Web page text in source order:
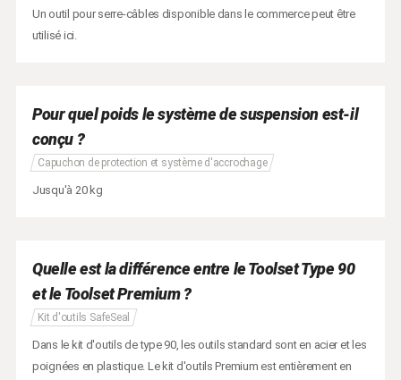
Un outil pour serre-câbles disponible dans le commerce peut être
utilisé ici.
Pour quel poids le système de suspension est-il
conçu ?
Capuchon de protection et système d'accrochage
Jusqu'à 20 kg
Quelle est la différence entre le Toolset Type 90
et le Toolset Premium ?
Kit d'outils SafeSeal
Dans le kit d'outils de type 90, les outils standard sont en acier et les
poignées en plastique. Le kit d'outils Premium est entièrement en